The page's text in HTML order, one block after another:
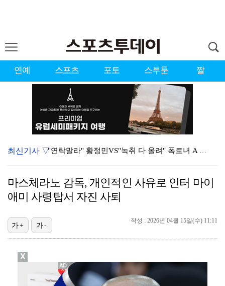
연예 스포츠 포토 스투툰 짤
"연락말라" 황정민VS"녹취 다 올려" 폭로녀 A 씨,…
KBO, 기록적인 폭염으로 9일까지 리그 중단…내달 6…
박지훈, 9월 잠실실내체육관서 앙코르 콘서트 개최
최신기사 ▽
마스체라노 감독, 개인적인 사유로 인터 마이
애미 사령탑서 자진 사퇴
작성 : 2026년 04월 15일(수) 11:11
가+ 가-
X